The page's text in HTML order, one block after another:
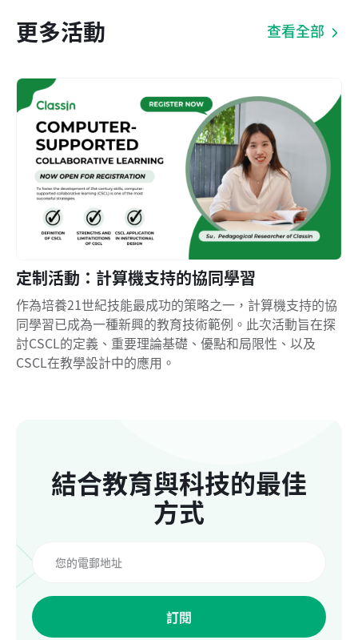
更多活動 查看全部
定制活動：計算機支持的協同學習
作為培養21世紀技能最成功的策略之一，計算機支持的協
同學習已成為一種新興的教育技術範例。此次活動旨在探
討CSCL的定義、重要理論基礎、優點和局限性、以及
CSCL在教學設計中的應用。
結合教育與科技的最佳
方式
訂閱